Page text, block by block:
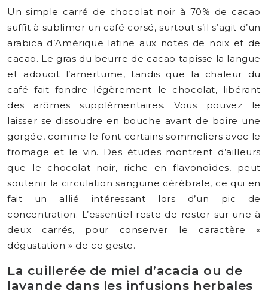
Un simple carré de chocolat noir à 70% de cacao
suffit à sublimer un café corsé, surtout s’il s’agit d’un
arabica d’Amérique latine aux notes de noix et de
cacao. Le gras du beurre de cacao tapisse la langue
et adoucit l’amertume, tandis que la chaleur du
café fait fondre légèrement le chocolat, libérant
des arômes supplémentaires. Vous pouvez le
laisser se dissoudre en bouche avant de boire une
gorgée, comme le font certains sommeliers avec le
fromage et le vin. Des études montrent d’ailleurs
que le chocolat noir, riche en flavonoïdes, peut
soutenir la circulation sanguine cérébrale, ce qui en
fait un allié intéressant lors d’un pic de
concentration. L’essentiel reste de rester sur une à
deux carrés, pour conserver le caractère «
dégustation » de ce geste.
La cuillerée de miel d’acacia ou de
lavande dans les infusions herbales